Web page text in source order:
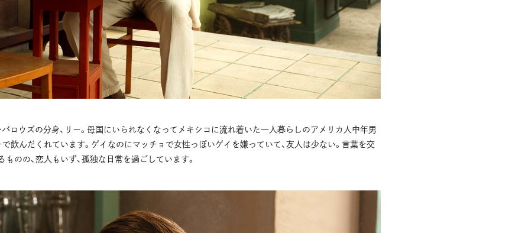
ロウズの分身、リー。母国にいられなくなってメキシコに流れ着いた一人暮らしのアメリカ人中年男
飲んだくれています。ゲイなのにマッチョで女性っぽいゲイを嫌っていて、友人は少ない。言葉を交
のの、恋人もいず、孤独な日常を過ごしています。